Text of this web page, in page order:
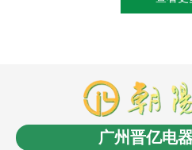
商盟成员：云南LED 消防工
电缆桥架 无人机信号干扰屏
广州晋亿电